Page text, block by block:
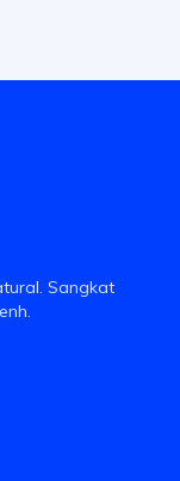
Sangkat